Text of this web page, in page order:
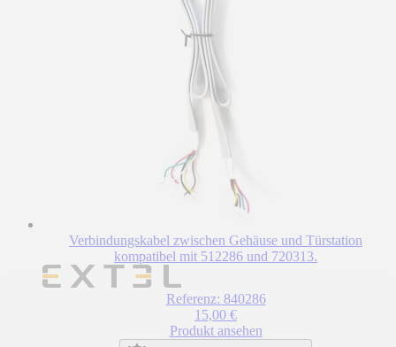
Verbindungskabel zwischen Gehäuse und Türstation
kompatibel mit 512286 und 720313.
Referenz: 840286
15,00 €
Produkt ansehen